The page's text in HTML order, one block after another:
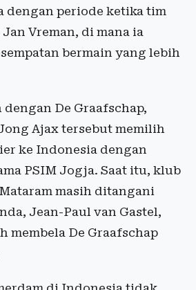
dengan periode ketika tim
Vreman, di mana ia
bermain yang lebih
De Graafschap,
Ajax tersebut memilih
ke Indonesia dengan
PSIM Jogja. Saat itu, klub
masih ditangani
Jean-Paul van Gastel,
membela De Graafschap